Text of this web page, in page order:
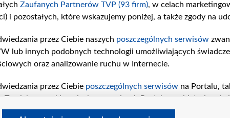
Zaufanych Partnerów TVP (93 firm), w celach
i pozostałych, które wskazujemy poniżej, a także zgody na
przez Ciebie naszych poszczególnych serwisów
lub innych podobnych technologii umożliwiających
oraz analizowanie ruchu w Internecie.
przez Ciebie poszczególnych serwisów na Portalu,
wyszukiwaniach w serwisach Portalu czy historia
realizacji następujących celów i funkcji: przechowywania